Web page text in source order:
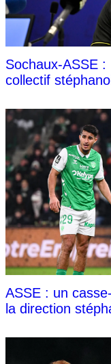
Sochaux-ASSE
collectif
ASSE : un
la direction